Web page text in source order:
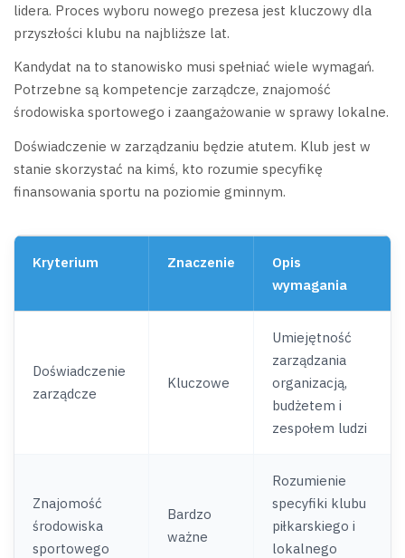
lidera. Proces wyboru nowego prezesa jest kluczowy dla
przyszłości klubu na najbliższe lat.
Kandydat na to stanowisko musi spełniać wiele wymagań.
Potrzebne są kompetencje zarządcze, znajomość
środowiska sportowego i zaangażowanie w sprawy lokalne.
Doświadczenie w zarządzaniu będzie atutem. Klub jest w
stanie skorzystać na kimś, kto rozumie specyfikę
finansowania sportu na poziomie gminnym.
Kryterium Znaczenie
Opis
wymagania
Doświadczenie
zarządcze
Kluczowe
Umiejętność
zarządzania
organizacją,
budżetem i
zespołem ludzi
Znajomość
środowiska
sportowego
Bardzo
ważne
Rozumienie
specyfiki klubu
piłkarskiego i
lokalnego